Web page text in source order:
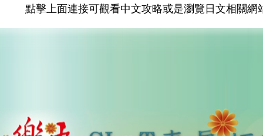
點擊上面連接可觀看中文攻略或是瀏覽日文相關網